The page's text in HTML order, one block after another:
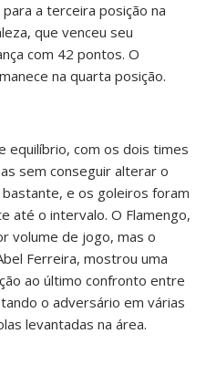
a terceira posição na
que venceu seu
com 42 pontos. O
na quarta posição.
equilíbrio, com os dois times
sem conseguir alterar o
e os goleiros foram
até o intervalo. O Flamengo,
volume de jogo, mas o
Ferreira, mostrou uma
ao último confronto entre
o adversário em várias
levantadas na área.